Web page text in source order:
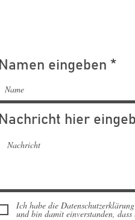
Namen eingeben
Nachricht hier
Ich habe die
und bin damit einverstanden,